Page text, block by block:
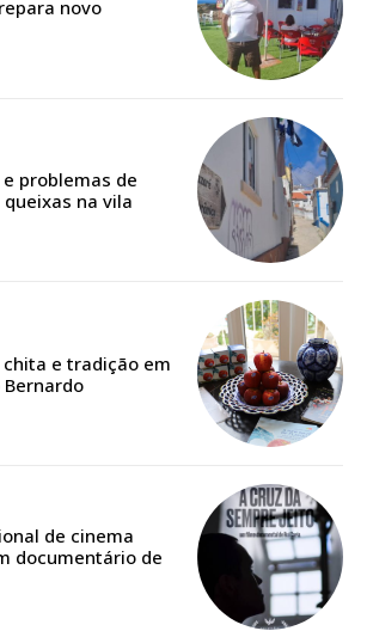
conteúdo online
conteúdos Exclusivos para
Escolha o plano
ANUAL
16
conteúdo online
conteúdos Exclusivos para
novo
problemas de
na vila
chita e tradição em
de cinema
documentário de